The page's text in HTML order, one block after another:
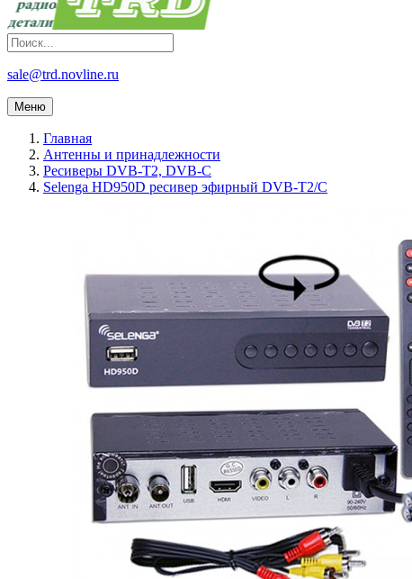
sale@trd.novline.ru
Меню
Главная
Антенны и принадлежности
Ресиверы DVB-T2, DVB-C
Selenga HD950D ресивер эфирный DVB-T2/C